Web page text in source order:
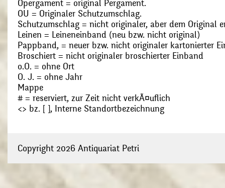
Opergament = original Pergament.
OU = Originaler Schutzumschlag.
Schutzumschlag = nicht originaler, aber dem Original
Leinen = Leineneinband (neu bzw. nicht original)
Pappband, = neuer bzw. nicht originaler kartonierter
Broschiert = nicht originaler broschierter Einband
o.O. = ohne Ort
O. J. = ohne Jahr
Mappe
# = reserviert, zur Zeit nicht verkÃ¤uflich
<> bz. [ ], Interne Standortbezeichnung
Copyright 2026 Antiquariat Petri